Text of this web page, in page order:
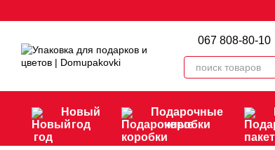
067 808-80-10
Новый
год
Подарочные
коробки